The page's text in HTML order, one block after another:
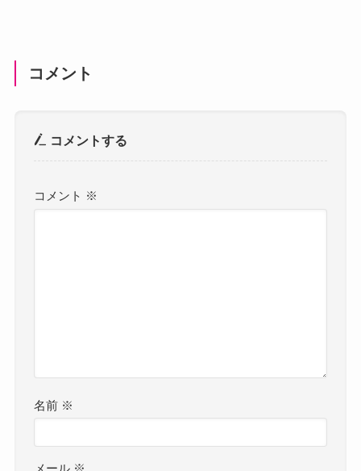
コメント
コメントする
コメント ※
名前 ※
メール ※